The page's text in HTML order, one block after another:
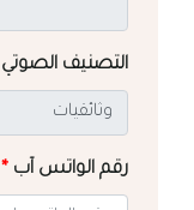
التصنيف الصوتي
رقم الواتس آب *